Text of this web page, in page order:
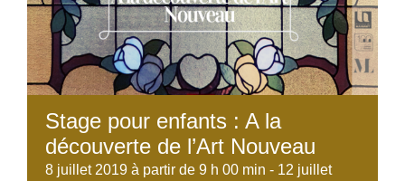
Stage pour enfants : A la
découverte de l’Art Nouveau
8 juillet 2019 à partir de 9 h 00 min - 12 juillet